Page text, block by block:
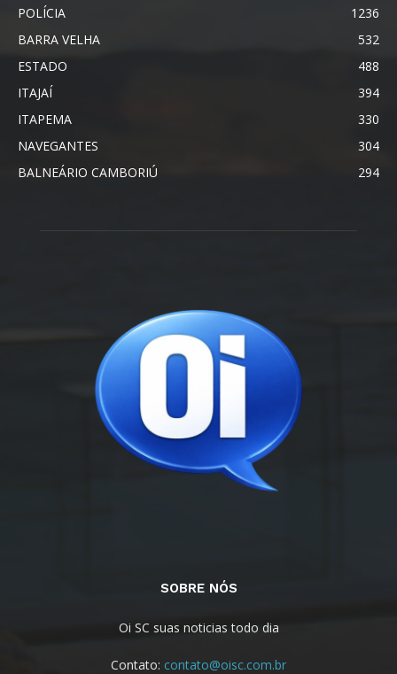
POLÍCIA
1236
BARRA VELHA
532
ESTADO
488
ITAJAÍ
394
ITAPEMA
330
NAVEGANTES
304
BALNEÁRIO CAMBORIÚ
294
SOBRE NÓS
Oi SC suas noticias todo dia
Contato: contato@oisc.com.br